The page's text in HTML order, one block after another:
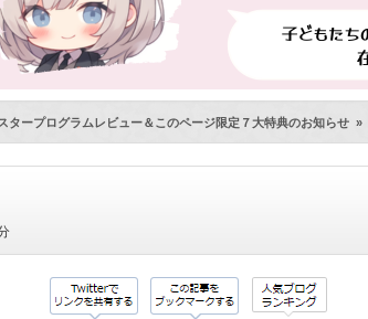
タープログラムレビュー＆このページ限定７大特典のお知らせ »